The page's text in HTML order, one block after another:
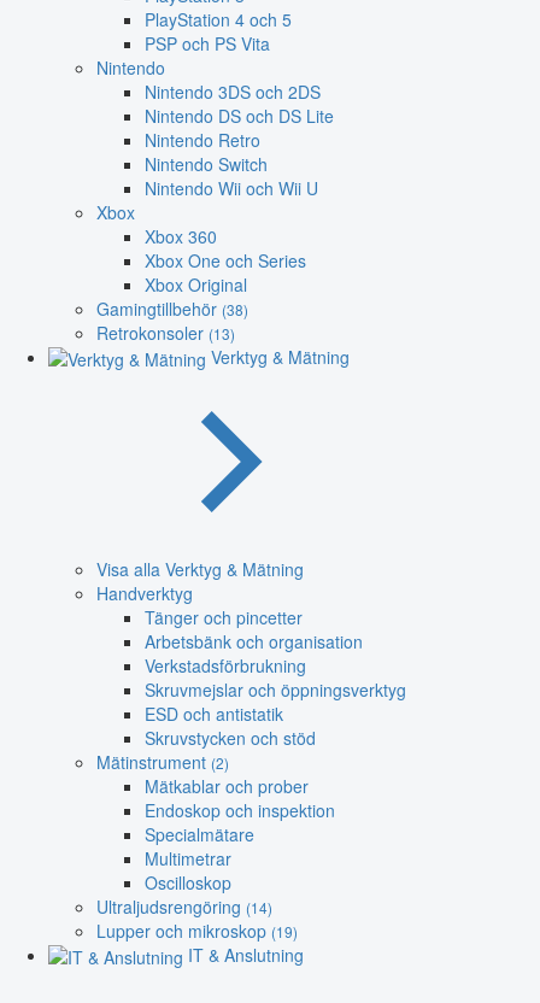
PlayStation 4 och 5
PSP och PS Vita
Nintendo
Nintendo 3DS och 2DS
Nintendo DS och DS Lite
Nintendo Retro
Nintendo Switch
Nintendo Wii och Wii U
Xbox
Xbox 360
Xbox One och Series
Xbox Original
Gamingtillbehör (38)
Retrokonsoler (13)
Verktyg & Mätning
Visa alla Verktyg & Mätning
Handverktyg
Tänger och pincetter
Arbetsbänk och organisation
Verkstadsförbrukning
Skruvmejslar och öppningsverktyg
ESD och antistatik
Skruvstycken och stöd
Mätinstrument (2)
Mätkablar och prober
Endoskop och inspektion
Specialmätare
Multimetrar
Oscilloskop
Ultraljudsrengöring (14)
Lupper och mikroskop (19)
IT & Anslutning